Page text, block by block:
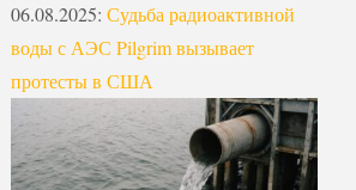
06.08.2025: Судьба радиоактивной
воды с АЭС Pilgrim вызывает
протесты в США